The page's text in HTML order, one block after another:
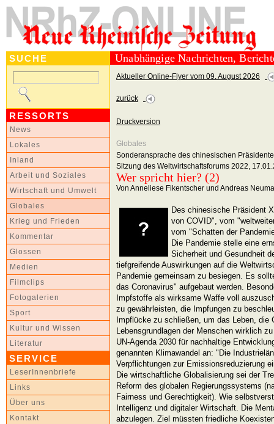
SUCHE
RESSORTS
News
Lokales
Inland
Arbeit und Soziales
Wirtschaft und Umwelt
Globales
Krieg und Frieden
Kommentar
Glossen
Medien
Filmclips
Fotogalerien
Sport
Kultur und Wissen
Literatur
SERVICE
LeserInnenbriefe
Links
Über uns
Kontakt
Unabhängige Nachrichten,
Aktueller Online-Flyer vom 09. August 2026
zurück
Druckversion
Globales
Sonderansprache des chinesischen
Sitzung des Weltwirtschaftsforums 2022,
Wer spricht hier? (2)
Von Anneliese Fikentscher und Andreas
Des chinesische Präsident
von COVID", vom
vom "Schatten der
Die Pandemie stelle eine
Sicherheit und Gesundheit
tiefgreifende Auswirkungen auf die
Pandemie gemeinsam zu besiegen. Es
das Coronavirus" aufgebaut werden.
Impfstoffe als wirksame Waffe voll
zu gewährleisten, die Impfungen zu
Impflücke zu schließen, um das Leben, die
Lebensgrundlagen der Menschen wirklich
UN-Agenda 2030 für nachhaltige
genannten Klimawandel an: "Die
Verpflichtungen zur Emissionsreduzierung
Die wirtschaftliche Globalisierung sei der
Reform des globalen Regierungssystems
Fairness und Gerechtigkeit). Wie
Intelligenz und digitaler Wirtschaft. Die
abzulegen. Ziel müssten friedliche